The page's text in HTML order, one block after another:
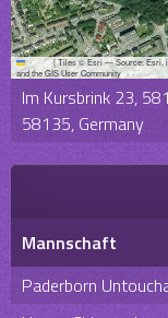
Leaflet |Tiles © Esri — Source: Esri, i-
and the GIS User Community
Im Kursbrink 23,
58135, Germany
Mannschaft
Paderborn